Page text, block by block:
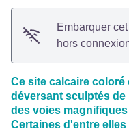
Embarquer
hors
Ce site calcaire
déversant sculptés
des voies
Certaines d'entre